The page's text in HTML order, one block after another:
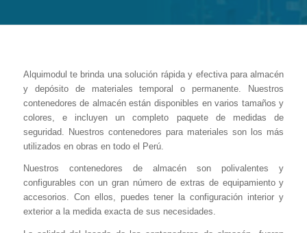
Alquimodul te brinda una solución rápida y efectiva para almacén
y depósito de materiales temporal o permanente. Nuestros
contenedores de almacén están disponibles en varios tamaños y
colores, e incluyen un completo paquete de medidas de
seguridad. Nuestros contenedores para materiales son los más
utilizados en obras en todo el Perú.
Nuestros contenedores de almacén son polivalentes y
configurables con un gran número de extras de equipamiento y
accesorios. Con ellos, puedes tener la configuración interior y
exterior a la medida exacta de sus necesidades.